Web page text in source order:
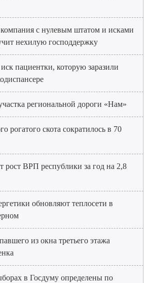
с нулевым штатом и исками
нехилую господдержку
пациентки, которую заразили
региональной дороги «Нам»
рогатого скота сократилось в 70
ВРП республики за год на 2,8
обновляют теплосети в
из окна третьего этажа
в Госдуму определены по